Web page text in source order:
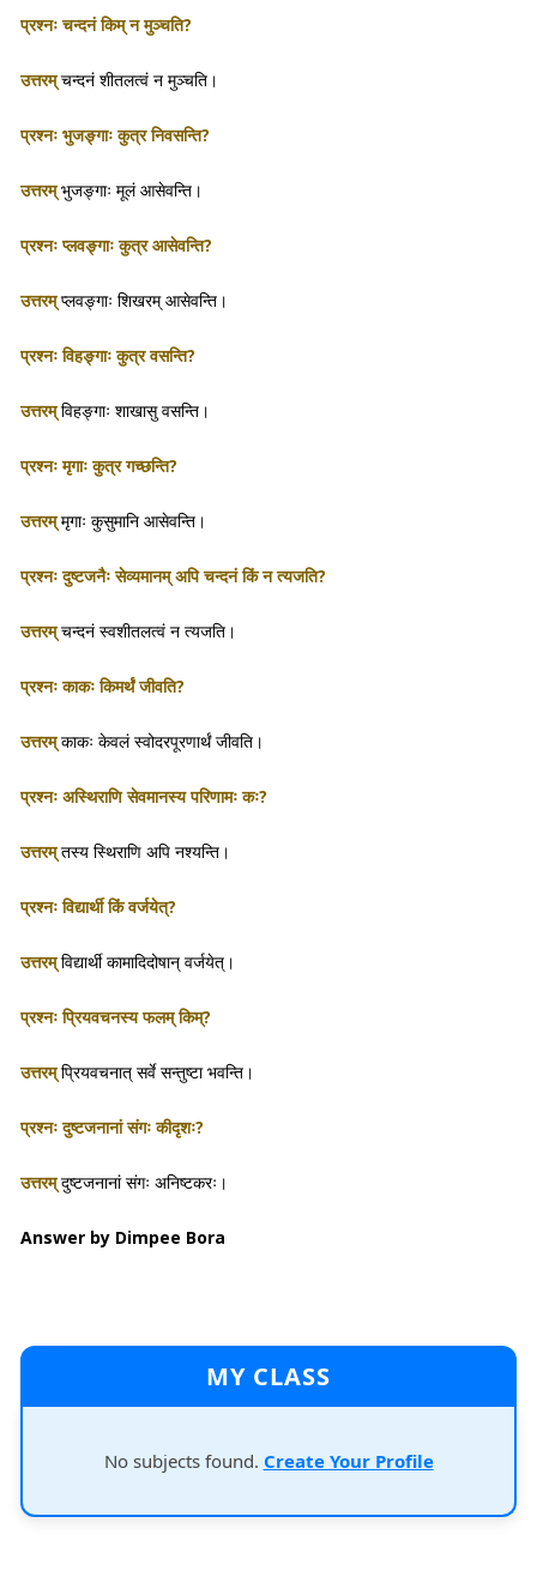
प्रश्नः चन्दनं किम् न मुञ्चति?
उत्तरम्चन्दनं शीतलत्वं न मुञ्चति।
प्रश्नः भुजङ्गाः कुत्र निवसन्ति?
उत्तरम्भुजङ्गाः मूलं आसेवन्ति।
प्रश्नः प्लवङ्गाः कुत्र आसेवन्ति?
उत्तरम्प्लवङ्गाः शिखरम् आसेवन्ति।
प्रश्नः विहङ्गाः कुत्र वसन्ति?
उत्तरम्विहङ्गाः शाखासु वसन्ति।
प्रश्नः मृगाः कुत्र गच्छन्ति?
उत्तरम्मृगाः कुसुमानि आसेवन्ति।
प्रश्नः दुष्टजनैः सेव्यमानम् अपि चन्दनं किं न त्यजति?
उत्तरम्चन्दनं स्वशीतलत्वं न त्यजति।
प्रश्नः काकः किमर्थं जीवति?
उत्तरम्काकः केवलं स्वोदरपूरणार्थं जीवति।
प्रश्नः अस्थिराणि सेवमानस्य परिणामः कः?
उत्तरम्तस्य स्थिराणि अपि नश्यन्ति।
प्रश्नः विद्यार्थी किं वर्जयेत्?
उत्तरम्विद्यार्थी कामादिदोषान् वर्जयेत्।
प्रश्नः प्रियवचनस्य फलम् किम्?
उत्तरम्प्रियवचनात् सर्वे सन्तुष्टा भवन्ति।
प्रश्नः दुष्टजनानां संगः कीदृशः?
उत्तरम्दुष्टजनानां संगः अनिष्टकरः।
Answer by Dimpee Bora
MY CLASS
No subjects found. Create Your Profile